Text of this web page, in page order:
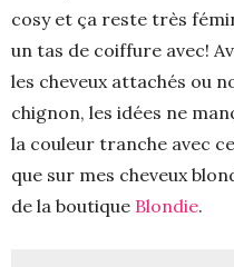
cosy et ça reste très
un tas de coiffure avec!
les cheveux attachés ou
chignon, les idées ne
la couleur tranche avec
que sur mes cheveux
de la boutique Blondie.